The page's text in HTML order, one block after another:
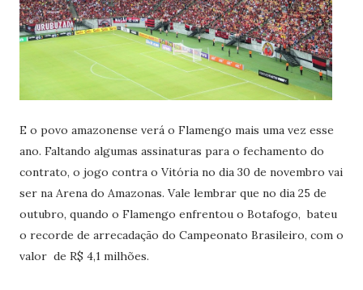
E o povo amazonense verá o Flamengo mais uma vez esse
ano. Faltando algumas assinaturas para o fechamento do
contrato, o jogo contra o Vitória no dia 30 de novembro vai
ser na Arena do Amazonas. Vale lembrar que no dia 25 de
outubro, quando o Flamengo enfrentou o Botafogo, bateu
o recorde de arrecadação do Campeonato Brasileiro, com o
valor de R$ 4,1 milhões.